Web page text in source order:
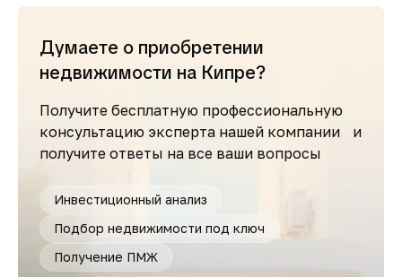
Думаете о приобретении
недвижимости на Кипре?
Получите бесплатную профессиональную
консультацию эксперта нашей компании и
получите ответы на все ваши вопросы
Инвестиционный анализ
Подбор недвижимости под ключ
Получение ПМЖ